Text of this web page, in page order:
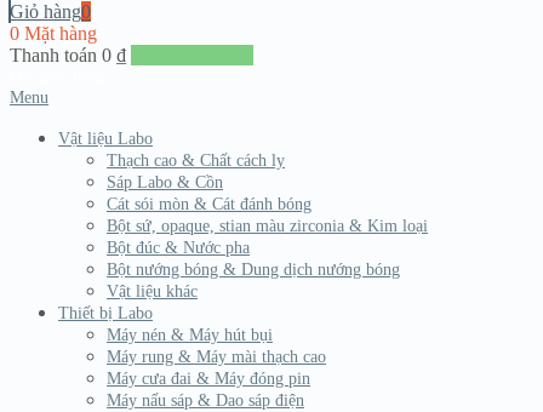
Giỏ hàng0
0 Mặt hàng
Thanh toán 0 ₫
Menu
Vật liệu Labo
Thạch cao & Chất cách ly
Sáp Labo & Cồn
Cát sói mòn & Cát đánh bóng
Bột sứ, opaque, stian màu zirconia & Kim loại
Bột đúc & Nước pha
Bột nướng bóng & Dung dịch nướng bóng
Vật liệu khác
Thiết bị Labo
Máy nén & Máy hút bụi
Máy rung & Máy mài thạch cao
Máy cưa đai & Máy đóng pin
Máy nấu sáp & Dao sáp điện